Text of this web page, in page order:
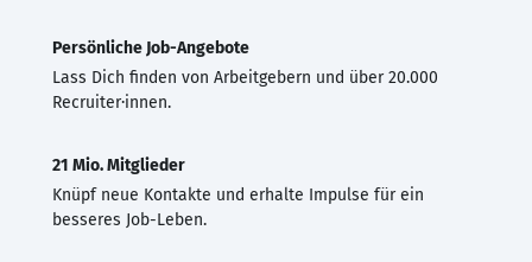
Persönliche Job-Angebote
Lass Dich finden von Arbeitgebern und über 20.000
Recruiter·innen.
21 Mio. Mitglieder
Knüpf neue Kontakte und erhalte Impulse für ein
besseres Job-Leben.